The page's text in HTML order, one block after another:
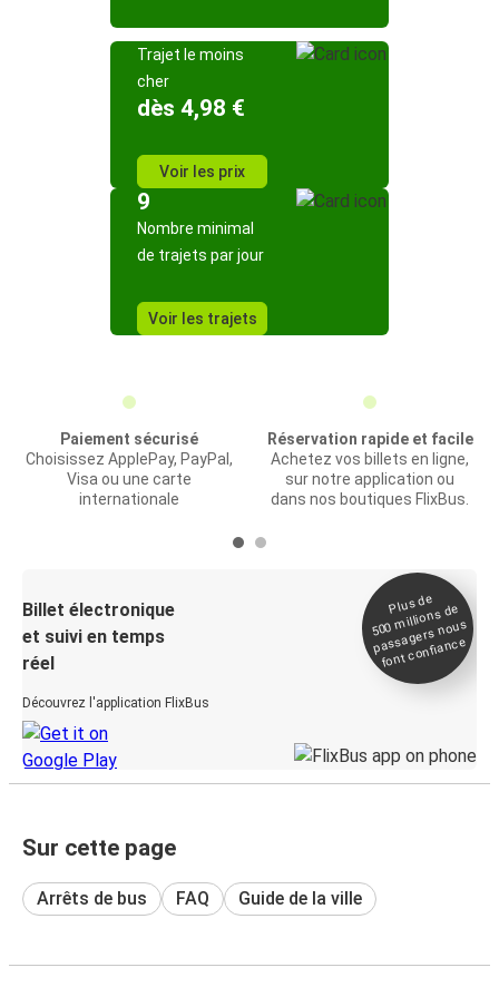
Trajet le moins
cher
dès 4,98 €
Voir les prix
9
Nombre minimal
de trajets par jour
Voir les trajets
Paiement sécurisé
Choisissez ApplePay, PayPal,
Visa ou une carte
internationale
Réservation rapide et facile
Achetez vos billets en ligne,
sur notre application ou
dans nos boutiques FlixBus.
Billet électronique
et suivi en temps
réel
Découvrez l'application FlixBus
Plus de
500
millions de
passagers nous
font confiance
Sur cette page
Arrêts de bus FAQ Guide de la ville